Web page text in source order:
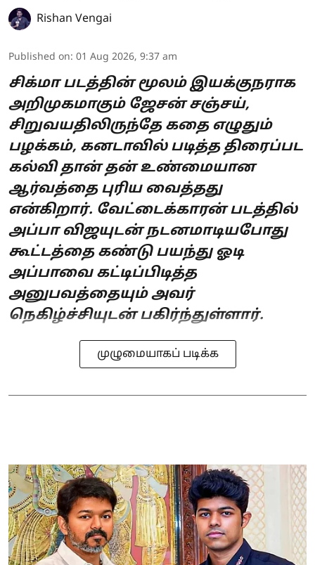
Rishan Vengai
Published on: 01 Aug 2026, 9:37 am
சிக்மா படத்தின் மூலம் இயக்குநராக
அறிமுகமாகும் ஜேசன் சஞ்சய்,
சிறுவயதிலிருந்தே கதை எழுதும்
பழக்கம், கனடாவில் படித்த திரைப்பட
கல்வி தான் தன் உண்மையான
ஆர்வத்தை புரிய வைத்தது
என்கிறார். வேட்டைக்காரன் படத்தில்
அப்பா விஜயுடன் நடனமாடியபோது
கூட்டத்தை கண்டு பயந்து ஓடி
அப்பாவை கட்டிப்பிடித்த
அனுபவத்தையும் அவர்
நெகிழ்ச்சியுடன் பகிர்ந்துள்ளார்.
முழுமையாகப் படிக்க